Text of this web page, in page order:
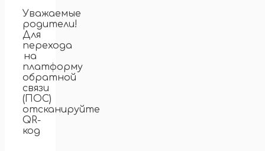
Уважаемые
родители!
Для
перехода
на
платформу
обратной
связи
(ПОС)
отсканируйте
QR-
код